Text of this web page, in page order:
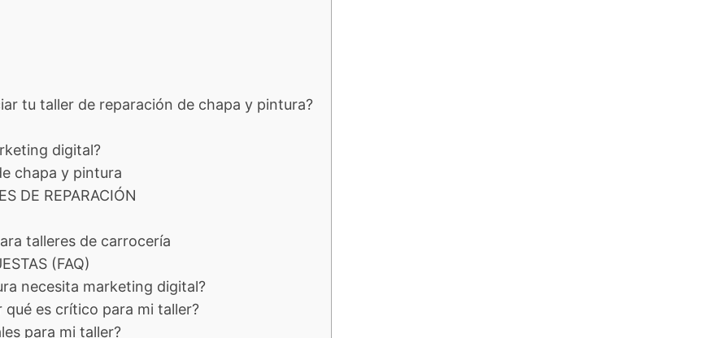
tu taller de reparación de chapa y pintura?
digital?
chapa y pintura
DE REPARACIÓN
talleres de carrocería
(FAQ)
necesita marketing digital?
qué es crítico para mi taller?
para mi taller?